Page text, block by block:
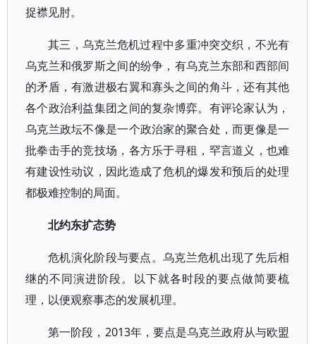
捉襟见肘。
其三，乌克兰危机过程中多重冲突交织，不光有
乌克兰和俄罗斯之间的纷争，有乌克兰东部和西部间
的矛盾，有激进极右翼和寡头之间的角斗，还有其他
各个政治利益集团之间的复杂博弈。有评论家认为，
乌克兰政坛不像是一个政治家的聚合处，而更像是一
批拳击手的竞技场，各方乐于寻租，罕言道义，也难
有建设性动议，因此造成了危机的爆发和预后的处理
都极难控制的局面。
北约东扩态势
危机演化阶段与要点。乌克兰危机出现了先后相
继的不同演进阶段。以下就各时段的要点做简要梳
理，以便观察事态的发展机理。
第一阶段，2013年，要点是乌克兰政府从与欧盟